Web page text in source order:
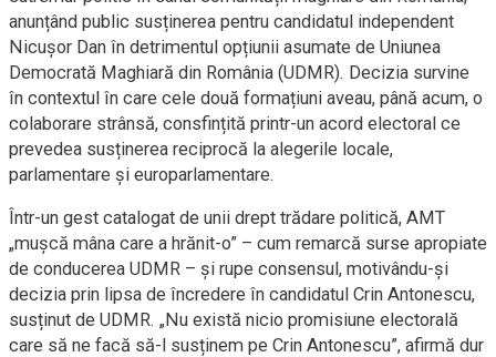
anunțând public susținerea pentru candidatul independent
Nicușor Dan în detrimentul opțiunii asumate de Uniunea
Democrată Maghiară din România (UDMR). Decizia survine
în contextul în care cele două formațiuni aveau, până acum, o
colaborare strânsă, consfințită printr-un acord electoral ce
prevedea susținerea reciprocă la alegerile locale,
parlamentare și europarlamentare.
Într-un gest catalogat de unii drept trădare politică, AMT
„mușcă mâna care a hrănit-o” – cum remarcă surse apropiate
de conducerea UDMR – și rupe consensul, motivându-și
decizia prin lipsa de încredere în candidatul Crin Antonescu,
susținut de UDMR. „Nu există nicio promisiune electorală
care să ne facă să-l susținem pe Crin Antonescu”, afirmă dur